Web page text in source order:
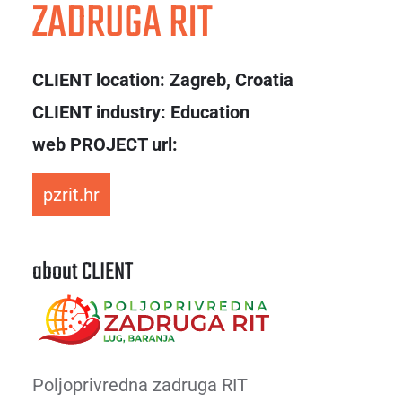
ZADRUGA RIT
CLIENT location: Zagreb, Croatia
CLIENT industry: Education
web PROJECT url:
pzrit.hr
about CLIENT
Poljoprivredna zadruga RIT